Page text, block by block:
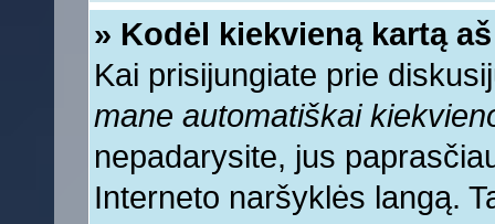
» Kodėl kiekvieną kartą
Kai prisijungiate prie
mane automatiškai
nepadarysite, jus
Interneto naršyklės langą.